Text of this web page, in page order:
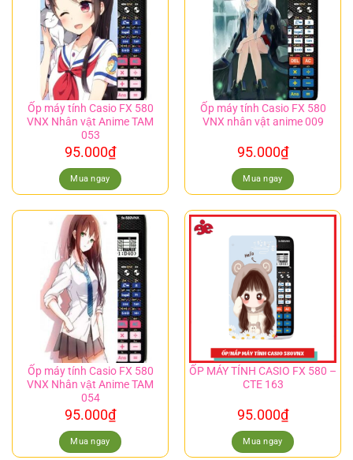
Ốp máy tính Casio FX 580
VNX Nhân vật Anime TAM
053
95.000₫
Mua ngay
Ốp máy tính Casio FX 580
VNX nhân vật anime 009
95.000₫
Mua ngay
Ốp máy tính Casio FX 580
VNX Nhân vật Anime TAM
054
95.000₫
Mua ngay
ỐP MÁY TÍNH CASIO FX 580 –
CTE 163
95.000₫
Mua ngay